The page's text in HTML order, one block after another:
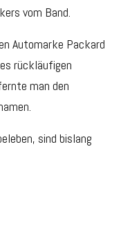
vom Band.
Automarke Packard
rückläufigen
man den
sind bislang